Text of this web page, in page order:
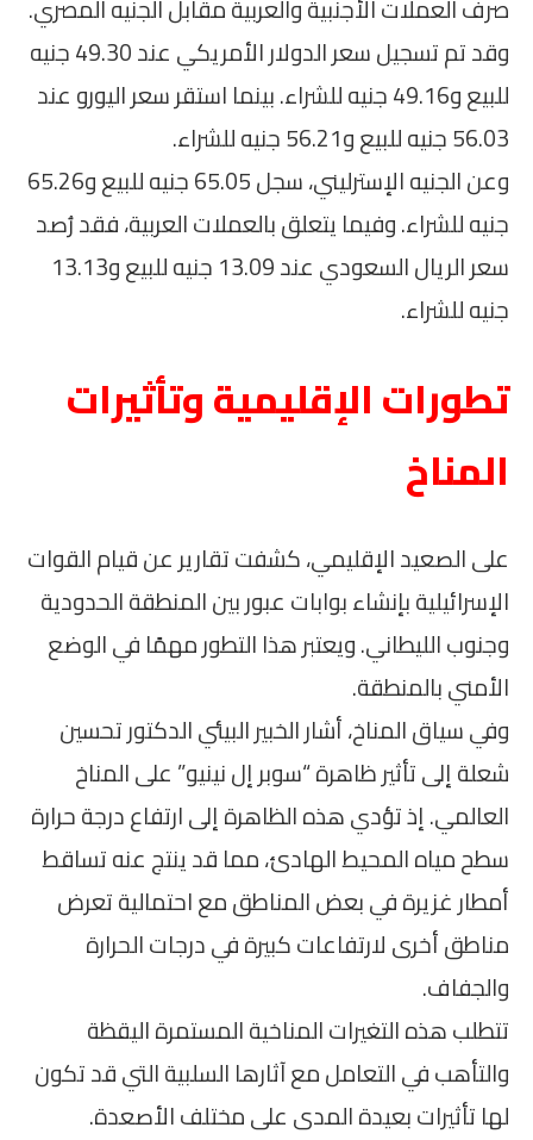
صرف العملات الأجنبية والعربية مقابل الجنيه المصري.
وقد تم تسجيل سعر الدولار الأمريكي عند 49.30 جنيه
للبيع و49.16 جنيه للشراء. بينما استقر سعر اليورو عند
56.03 جنيه للبيع و56.21 جنيه للشراء.
وعن الجنيه الإسترليني، سجل 65.05 جنيه للبيع و65.26
جنيه للشراء. وفيما يتعلق بالعملات العربية، فقد رُصد
سعر الريال السعودي عند 13.09 جنيه للبيع و13.13
جنيه للشراء.
تطورات الإقليمية وتأثيرات
المناخ
على الصعيد الإقليمي، كشفت تقارير عن قيام القوات
الإسرائيلية بإنشاء بوابات عبور بين المنطقة الحدودية
وجنوب الليطاني. ويعتبر هذا التطور مهمًا في الوضع
الأمني بالمنطقة.
وفي سياق المناخ، أشار الخبير البيئي الدكتور تحسين
شعلة إلى تأثير ظاهرة “سوبر إل نينيو” على المناخ
العالمي. إذ تؤدي هذه الظاهرة إلى ارتفاع درجة حرارة
سطح مياه المحيط الهادئ، مما قد ينتج عنه تساقط
أمطار غزيرة في بعض المناطق مع احتمالية تعرض
مناطق أخرى لارتفاعات كبيرة في درجات الحرارة
والجفاف.
تتطلب هذه التغيرات المناخية المستمرة اليقظة
والتأهب في التعامل مع آثارها السلبية التي قد تكون
لها تأثيرات بعيدة المدى على مختلف الأصعدة.